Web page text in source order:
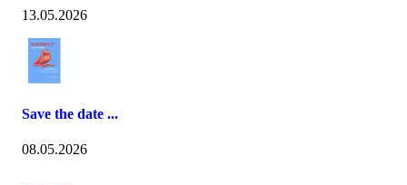
13.05.2026
Save the date ...
08.05.2026